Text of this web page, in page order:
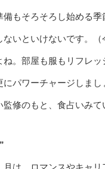
もそろそろし始める
いといけないです。
。部屋も服もリフレ
パワーチャージしまし
修のもと、食占いみて